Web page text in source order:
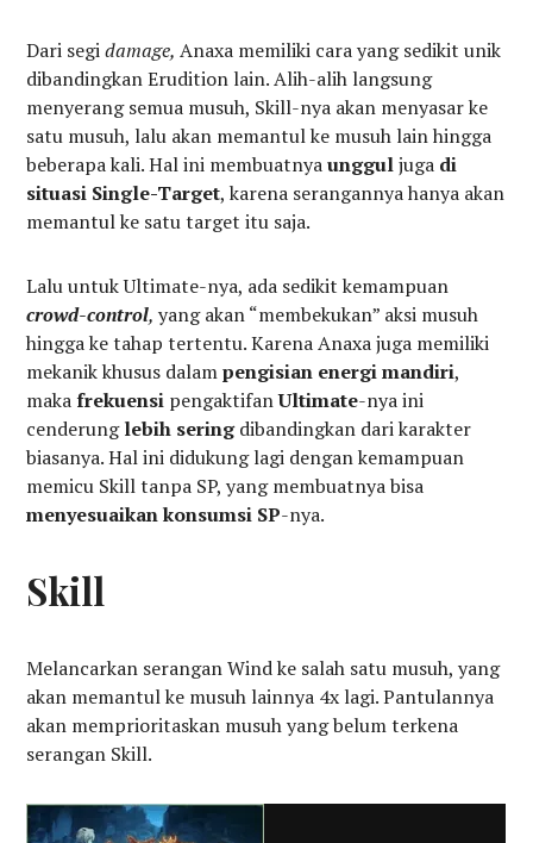
Dari segidamage,Anaxa memiliki cara yang sedikit unik
dibandingkan Erudition lain. Alih-alih langsung
menyerang semua musuh, Skill-nya akan menyasar ke
satu musuh, lalu akan memantul ke musuh lain hingga
beberapa kali. Hal ini membuatnyaungguljuga di
situasi Single-Target, karena serangannya hanya akan
memantul ke satu target itu saja.
Lalu untuk Ultimate-nya, ada sedikit kemampuan
crowd-control,yang akan “membekukan” aksi musuh
hingga ke tahap tertentu. Karena Anaxa juga memiliki
mekanik khusus dalampengisian energi mandiri,
makafrekuensi pengaktifanUltimate-nya ini
cenderunglebih seringdibandingkan dari karakter
biasanya. Hal ini didukung lagi dengan kemampuan
memicu Skill tanpa SP, yang membuatnya bisa
menyesuaikan konsumsi SP-nya.
Skill
Melancarkan serangan Wind ke salah satu musuh, yang
akan memantul ke musuh lainnya 4x lagi. Pantulannya
akan memprioritaskan musuh yang belum terkena
serangan Skill.